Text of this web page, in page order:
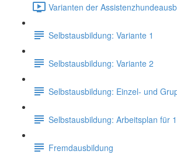
Varianten der
Selbstausbildung: Variante 1
Selbstausbildung: Variante 2
Selbstausbildung: Einzel- und
Selbstausbildung: Arbeitsplan für
Fremdausbildung